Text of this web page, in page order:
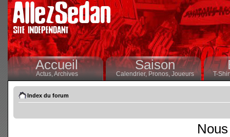
Accueil
Actus,Archives
Saison
Calendrier,Pronos, Joueurs T-
Index du forum